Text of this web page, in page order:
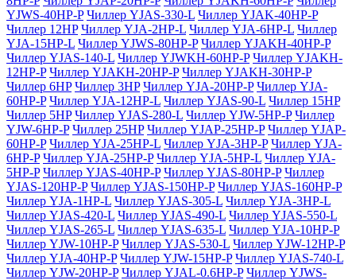
YJWS-40HP-P Чиллер YJAS-330-L Чиллер YJAK-40HP-P
Чиллер 12HP Чиллер YJA-2HP-L Чиллер YJA-6HP-L Чиллер
YJA-15HP-L Чиллер YJWS-80HP-P Чиллер YJAKH-40HP-P
Чиллер YJAS-140-L Чиллер YJWKH-60HP-P Чиллер YJAKH-
12HP-P Чиллер YJAKH-20HP-P Чиллер YJAKH-30HP-P
Чиллер 6HP Чиллер 3HP Чиллер YJA-20HP-P Чиллер YJA-
60HP-P Чиллер YJA-12HP-L Чиллер YJAS-90-L Чиллер 15HP
Чиллер 5HP Чиллер YJAS-280-L Чиллер YJW-5HP-P Чиллер
YJW-6HP-P Чиллер 25HP Чиллер YJAP-25HP-P Чиллер YJAP-
60HP-P Чиллер YJA-25HP-L Чиллер YJA-3HP-P Чиллер YJA-
6HP-P Чиллер YJA-25HP-P Чиллер YJA-5HP-L Чиллер YJA-
5HP-P Чиллер YJAS-40HP-P Чиллер YJAS-80HP-P Чиллер
YJAS-120HP-P Чиллер YJAS-150HP-P Чиллер YJAS-160HP-P
Чиллер YJA-1HP-L Чиллер YJAS-305-L Чиллер YJA-3HP-L
Чиллер YJAS-420-L Чиллер YJAS-490-L Чиллер YJAS-550-L
Чиллер YJAS-265-L Чиллер YJAS-635-L Чиллер YJA-10HP-P
Чиллер YJW-10HP-P Чиллер YJAS-530-L Чиллер YJW-12HP-P
Чиллер YJA-40HP-P Чиллер YJW-15HP-P Чиллер YJAS-740-L
Чиллер YJW-20HP-P Чиллер YJAL-0.6HP-P Чиллер YJWS-